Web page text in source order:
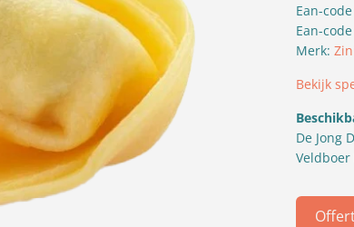
Ean-
Ean-
Merk:
Bekijk
De Jong
Veldboer